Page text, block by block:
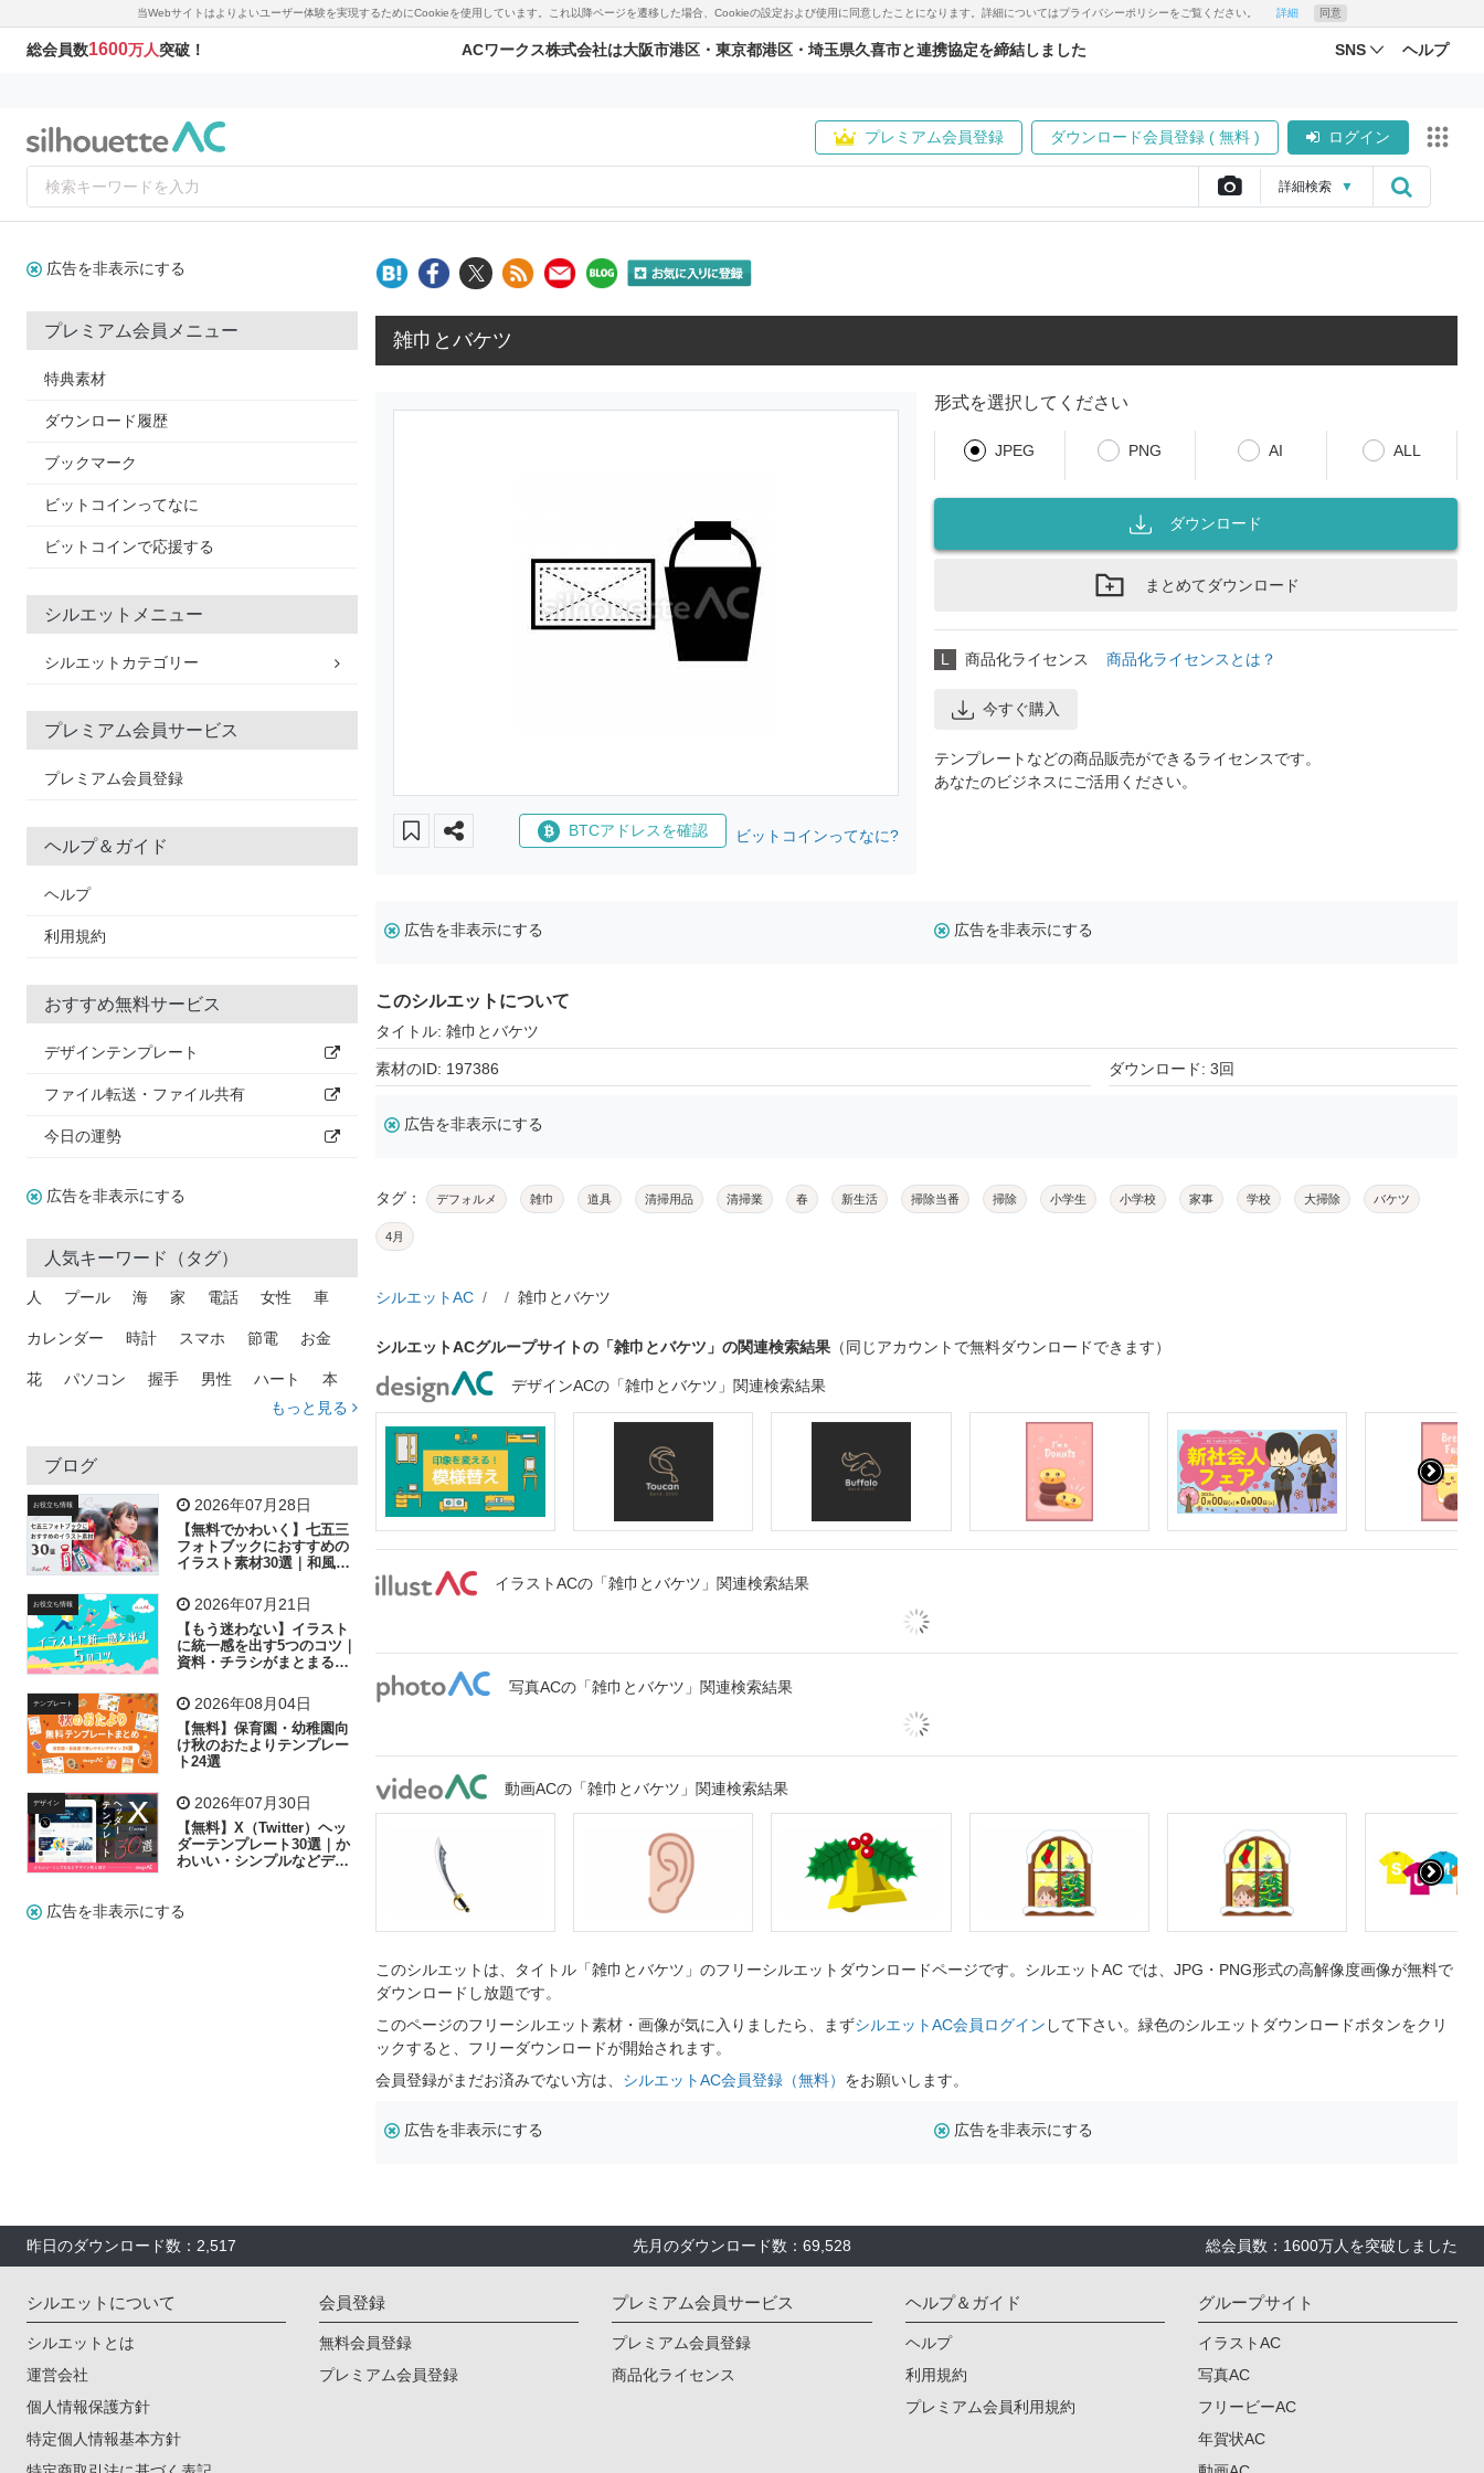
当Webサイトはよりよいユーザー体験を実現するためにCookieを使用しています。これ以降ページを遷移した場合、Cookieの設定および使用に同意したことになります。詳細についてはプライバシーポリシーをご覧ください。 詳細 同意
総会員数1600万人突破！ ACワークス株式会社は大阪市港区・東京都港区・埼玉県久喜市と連携協定を締結しました SNS ヘルプ
プレミアム会員登録 ダウンロード会員登録 ( 無料 ) ログイン
詳細検索 ▼
広告を非表示にする
プレミアム会員メニュー
特典素材
ダウンロード履歴
ブックマーク
ビットコインってなに
ビットコインで応援する
シルエットメニュー
シルエットカテゴリー
プレミアム会員サービス
プレミアム会員登録
ヘルプ＆ガイド
ヘルプ
利用規約
おすすめ無料サービス
デザインテンプレート
ファイル転送・ファイル共有
今日の運勢
広告を非表示にする
人気キーワード（タグ）
人 プール 海 家 電話 女性 車
カレンダー 時計 スマホ 節電 お金
花 パソコン 握手 男性 ハート 本
トラック 木
吹き出し
飛行機 グラフ ビル 魚 家族 書類
歩く 工場 会社 太陽 キラキラ
子供 作業員 相談 ピクトグラム
もっと見る
ブログ
お役立ち情報 2026年07月28日
【無料でかわいく】七五三
フォトブックにおすすめの
イラスト素材30選｜和風の
お役立ち情報 2026年07月21日
【もう迷わない】イラスト
に統一感を出す5つのコツ｜
資料・チラシがまとまるフ
テンプレート 2026年08月04日
【無料】保育園・幼稚園向
け秋のおたよりテンプレー
ト24選
デザイン 2026年07月30日
【無料】X（Twitter）ヘッ
ダーテンプレート30選｜か
わいい・シンプルなどデザ
広告を非表示にする
雑巾とバケツ
BTCアドレスを確認 ビットコインってなに?
形式を選択してください
JPEG PNG AI ALL
ダウンロード
まとめてダウンロード
L 商品化ライセンス 商品化ライセンスとは？
今すぐ購入
テンプレートなどの商品販売ができるライセンスです。
あなたのビジネスにご活用ください。
広告を非表示にする 広告を非表示にする
このシルエットについて
タイトル: 雑巾とバケツ
素材のID: 197386 ダウンロード: 3回
広告を非表示にする
タグ： デフォルメ 雑巾 道具 清掃用品 清掃業 春 新生活 掃除当番 掃除 小学生 小学校 家事 学校 大掃除 バケツ
4月
シルエットAC 雑巾とバケツ
シルエットACグループサイトの「雑巾とバケツ」の関連検索結果 （同じアカウントで無料ダウンロードできます）
デザインACの「雑巾とバケツ」関連検索結果
イラストACの「雑巾とバケツ」関連検索結果
写真ACの「雑巾とバケツ」関連検索結果
動画ACの「雑巾とバケツ」関連検索結果
このシルエットは、タイトル「雑巾とバケツ」のフリーシルエットダウンロードページです。シルエットAC では、JPG・PNG形式の高解像度画像が無料で
ダウンロードし放題です。
このページのフリーシルエット素材・画像が気に入りましたら、まずシルエットAC会員ログイン して下さい。緑色のシルエットダウンロードボタンをクリ
ックすると、フリーダウンロードが開始されます。
会員登録がまだお済みでない方は、 シルエットAC会員登録（無料） をお願いします。
広告を非表示にする 広告を非表示にする
昨日のダウンロード数：2,517 先月のダウンロード数：69,528 総会員数：1600万人を突破しました
シルエットについて
シルエットとは
運営会社
個人情報保護方針
特定個人情報基本方針
会員登録
無料会員登録
プレミアム会員登録
プレミアム会員サービス
プレミアム会員登録
商品化ライセンス
ヘルプ＆ガイド
ヘルプ
利用規約
プレミアム会員利用規約
グループサイト
イラストAC
写真AC
フリービーAC
年賀状AC